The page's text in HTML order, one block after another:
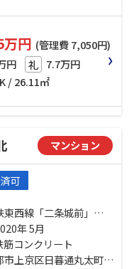
万円 (管理費 7,050円)
円 礼 7.7万円
/ 26.11㎡
マンション
可
西線「二条城前」
徒 年 5月
コンクリート
京都府京都市上京区日暮通丸太町上る西入西院町